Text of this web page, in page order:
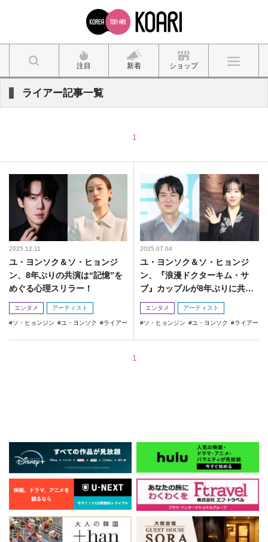
注目 新着 ショップ
ライアー記事一覧
1
2025.12.11
ユ・ヨンソク＆ソ・ヒョンジ
ン、8年ぶりの共演は“記憶”を
めぐる心理スリラー！
エンタメ アーティスト
ソ・ヒョンジン ユ・ヨンソク ライアー
2025.07.04
ユ・ヨンソク＆ソ・ヒョンジ
ン、『浪漫ドクターキム・サ
ブ』カップルが8年ぶりに共
演？
エンタメ アーティスト
ソ・ヒョンジン ユ・ヨンソク ライアー
1